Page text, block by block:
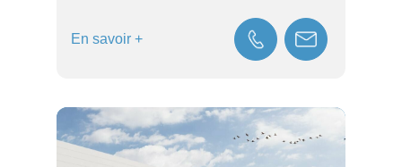
En savoir +